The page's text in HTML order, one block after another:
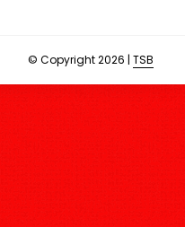
© Copyright 2026 | TSB